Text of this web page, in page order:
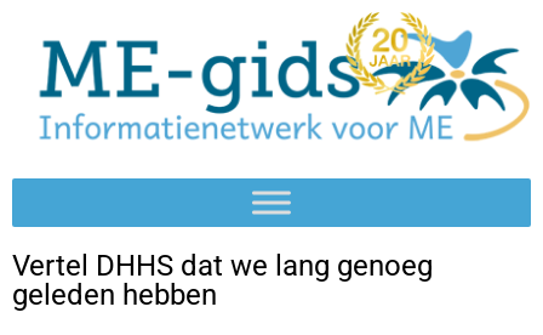
Vertel DHHS dat we lang genoeg
geleden hebben